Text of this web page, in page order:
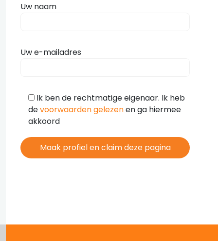
Uw naam
Uw e-mailadres
Ik ben de rechtmatige eigenaar. Ik heb
devoorwaarden gelezenen ga hiermee
akkoord